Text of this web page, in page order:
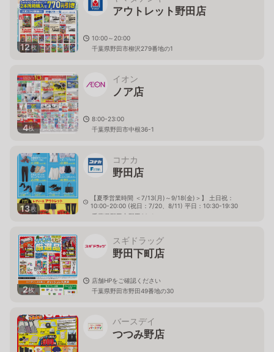
12枚
アウトレット野田店
10:00～20:00
千葉県野田市柳沢279番地の1
4枚
イオン
ノア店
8:00-23:00
千葉県野田市中根36-1
13枚
コナカ
野田店
【夏季営業時間 ＜7/13(月)～9/18(金)＞】 土日祝：
10:00-20:00 (祝日：7/20、8/11) 平日：10:30-19:30
千葉県野田市野田30-1
2枚
スギドラッグ
野田下町店
店舗HPをご確認ください
千葉県野田市野田49番地の30
バースデイ
つつみ野店